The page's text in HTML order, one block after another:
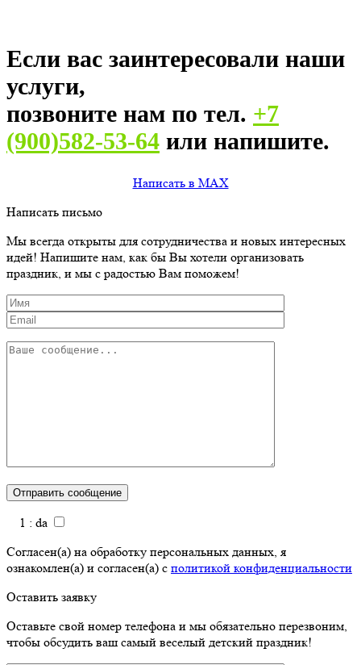
Если вас заинтересовали наши
услуги,
позвоните нам по тел. +7
(900)582-53-64 или напишите.
Написать в MAX
Написать письмо
Мы всегда открыты для сотрудничества и новых интересных
идей! Напишите нам, как бы Вы хотели организовать
праздник, и мы с радостью Вам поможем!
1 : da
Согласен(а) на обработку персональных данных, я
ознакомлен(а) и согласен(а) с политикой конфиденциальности
Оставить заявку
Оставьте свой номер телефона и мы обязательно перезвоним,
чтобы обсудить ваш самый веселый детский праздник!